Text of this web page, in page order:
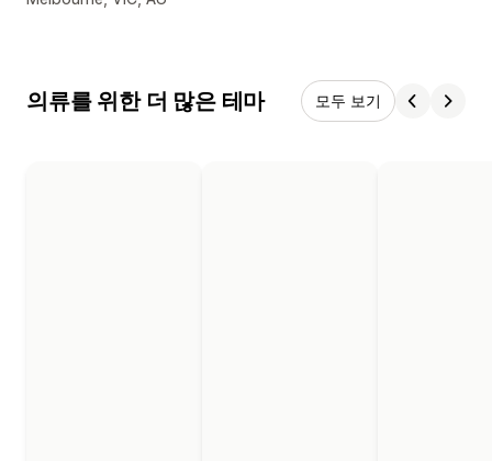
의류를 위한 더 많은 테마 모두 보기